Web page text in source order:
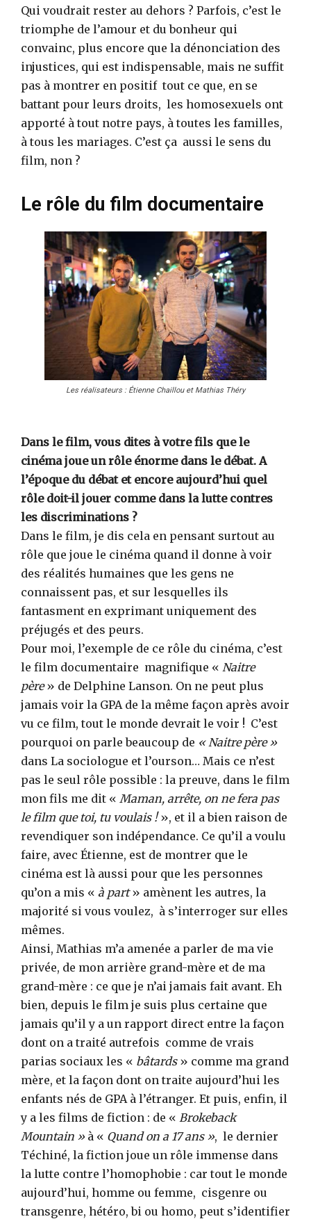
Qui voudrait rester au dehors ? Parfois, c’est le
triomphe de l’amour et du bonheur qui
convainc, plus encore que la dénonciation des
injustices, qui est indispensable, mais ne suffit
pas à montrer en positif tout ce que, en se
battant pour leurs droits, les homosexuels ont
apporté à tout notre pays, à toutes les familles,
à tous les mariages. C’est ça aussi le sens du
film, non ?
Le rôle du film documentaire
Les réalisateurs : Étienne Chaillou et Mathias Théry
Dans le film, vous dites à votre fils que le
cinéma joue un rôle énorme dans le débat. A
l’époque du débat et encore aujourd’hui quel
rôle doit-il jouer comme dans la lutte contres
les discriminations ?
Dans le film, je dis cela en pensant surtout au
rôle que joue le cinéma quand il donne à voir
des réalités humaines que les gens ne
connaissent pas, et sur lesquelles ils
fantasment en exprimant uniquement des
préjugés et des peurs.
Pour moi, l’exemple de ce rôle du cinéma, c’est
le film documentaire magnifique « Naitre
père» de Delphine Lanson. On ne peut plus
jamais voir la GPA de la même façon après avoir
vu ce film, tout le monde devrait le voir ! C’est
pourquoi on parle beaucoup de « Naitre père »
dans La sociologue et l’ourson… Mais ce n’est
pas le seul rôle possible : la preuve, dans le film
mon fils me dit « Maman, arrête, on ne fera pas
le film que toi, tu voulais !», et il a bien raison de
revendiquer son indépendance. Ce qu’il a voulu
faire, avec Étienne, est de montrer que le
cinéma est là aussi pour que les personnes
qu’on a mis « à part» amènent les autres, la
majorité si vous voulez, à s’interroger sur elles
mêmes.
Ainsi, Mathias m’a amenée a parler de ma vie
privée, de mon arrière grand-mère et de ma
grand-mère : ce que je n’ai jamais fait avant. Eh
bien, depuis le film je suis plus certaine que
jamais qu’il y a un rapport direct entre la façon
dont on a traité autrefois comme de vrais
parias sociaux les « bâtards» comme ma grand
mère, et la façon dont on traite aujourd’hui les
enfants nés de GPA à l’étranger. Et puis, enfin, il
y a les films de fiction : de « Brokeback
Mountain »à « Quand on a 17 ans », le dernier
Téchiné, la fiction joue un rôle immense dans
la lutte contre l’homophobie : car tout le monde
aujourd’hui, homme ou femme, cisgenre ou
transgenre, hétéro, bi ou homo, peut s’identifier